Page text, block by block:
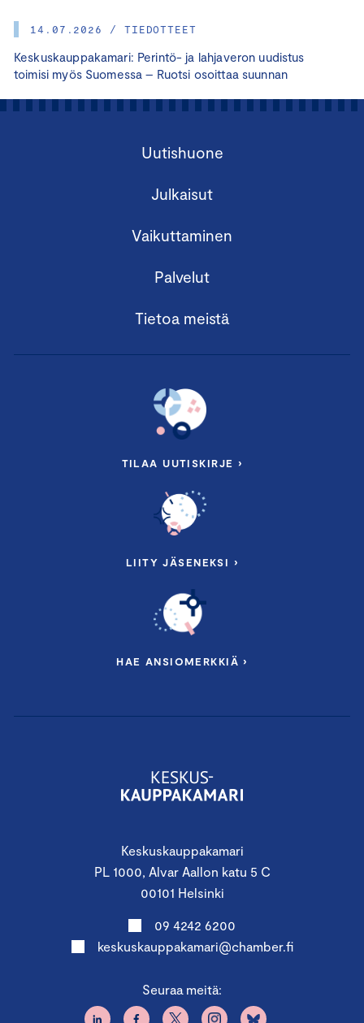
14.07.2026 / TIEDOTTEET
Keskuskauppakamari: Perintö- ja lahjaveron uudistus
toimisi myös Suomessa – Ruotsi osoittaa suunnan
Keskuskauppakamari
PL 1000, Alvar Aallon katu 5 C
00101 Helsinki
09 4242 6200
keskuskauppakamari@chamber.fi
Seuraa meitä:
Uutishuone
Julkaisut
Vaikuttaminen
Palvelut
Tietoa meistä
TILAA UUTISKIRJE ›
LIITY JÄSENEKSI ›
HAE ANSIOMERKKIÄ ›